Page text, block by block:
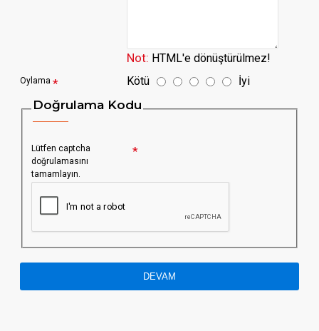
Not: HTML'e dönüştürülmez!
Oylama Kötü İyi
Doğrulama Kodu
Lütfen captcha
doğrulamasını
tamamlayın.
DEVAM